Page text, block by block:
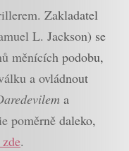
Zakladatel
L. Jackson) se
měnících podobu,
a ovládnout
a
poměrně daleko,
.